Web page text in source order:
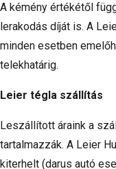
A kémény értékétől
lerakodás díját is. A
minden esetben
telekhatárig.
Leier tégla szállítás
Leszállított áraink a
tartalmazzák. A Leier
kiterhelt (darus autó